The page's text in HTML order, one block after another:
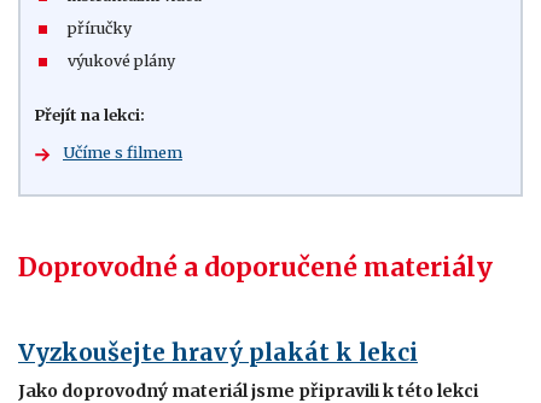
příručky
výukové plány
Přejít na lekci:
Učíme s filmem
Doprovodné a doporučené materiály
Vyzkoušejte hravý plakát k lekci
Jako doprovodný materiál jsme připravili k této lekci